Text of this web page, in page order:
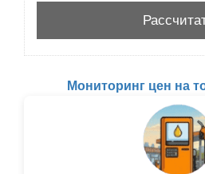
Мониторинг цен на